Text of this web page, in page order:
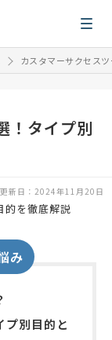
カスタマーサクセス
！タイプ別
新日：2024年11月20日
み
プ別目的と